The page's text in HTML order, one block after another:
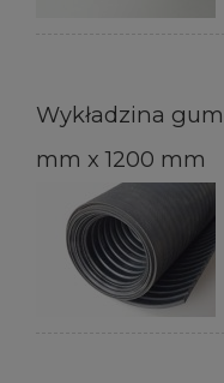
Wykładzina
mm x 1200 mm